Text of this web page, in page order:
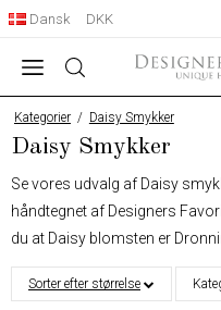
Dansk DKK
Kategorier / Daisy Smykker
Daisy Smykker
Se vores udvalg af Daisy
håndtegnet af Designers
du at Daisy blomsten er
har vi selvfølgelig vores
smykker med mange
Sorter efter størrelse